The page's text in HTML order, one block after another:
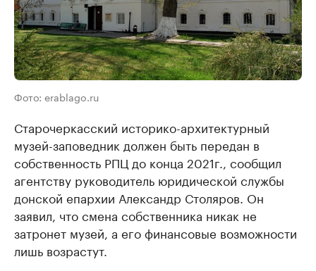
Фото: erablago.ru
Старочеркасский историко-архитектурный
музей-заповедник должен быть передан в
собственность РПЦ до конца 2021г., сообщил
агентству руководитель юридической службы
донской епархии Александр Столяров. Он
заявил, что смена собственника никак не
затронет музей, а его финансовые возможности
лишь возрастут.